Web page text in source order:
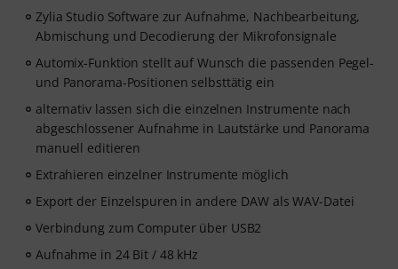
Zylia Studio Software zur Aufnahme, Nachbearbeitung,
Abmischung und Decodierung der Mikrofonsignale
Automix-Funktion stellt auf Wunsch die passenden Pegel-
und Panorama-Positionen selbsttätig ein
alternativ lassen sich die einzelnen Instrumente nach
abgeschlossener Aufnahme in Lautstärke und Panorama
manuell editieren
Extrahieren einzelner Instrumente möglich
Export der Einzelspuren in andere DAW als WAV-Datei
Verbindung zum Computer über USB2
Aufnahme in 24 Bit / 48 kHz